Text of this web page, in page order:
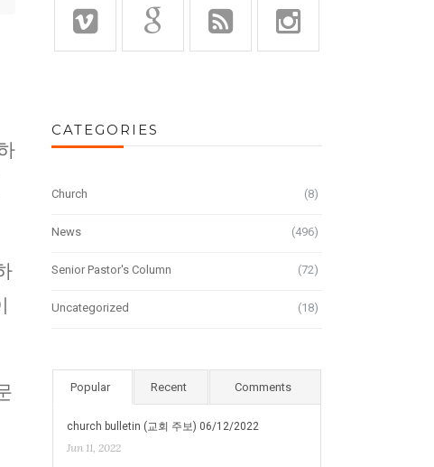
CATEGORIES
Church (8)
News (496)
Senior Pastor's Column (72)
Uncategorized (18)
Popular Recent Comments
church bulletin (교회 주보) 06/12/2022
Jun 11, 2022